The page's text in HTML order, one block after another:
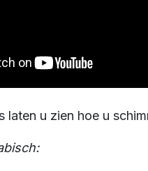
laten u zien hoe u